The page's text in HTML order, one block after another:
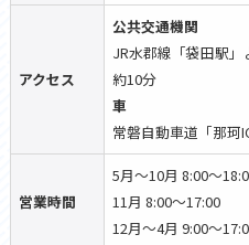
アクセス
公共交通機関
JR水郡線「袋田駅
約10分
車
常磐自動車道「那珂
営業時間
5月〜10月 8:00～
11月 8:00～17:00
12月～4月 9:00～